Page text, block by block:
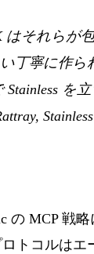
はそれらが
丁寧に作ら
を
の MCP 戦
トコルはエ